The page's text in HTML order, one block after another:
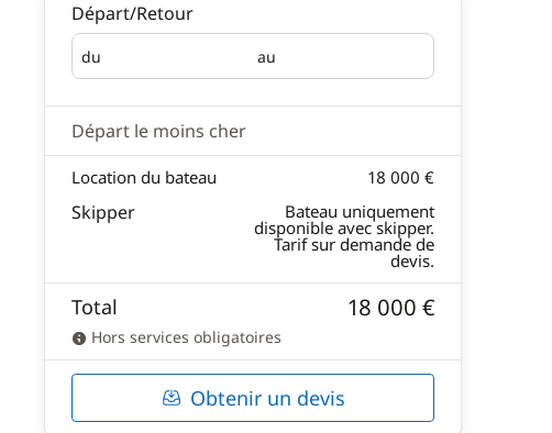
Départ/Retour
du
Départ au
Retour
Départ le moins cher
Location du bateau 18 000 €
Skipper Bateau uniquement
disponible avec skipper.
Tarif sur demande de
devis.
Total 18 000 €
Hors services obligatoires
Obtenir un devis